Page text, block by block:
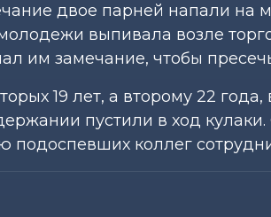
двое парней напали
выпивала возле
им замечание, чтобы
19 лет, а второму 22 года,
пустили в ход
коллег